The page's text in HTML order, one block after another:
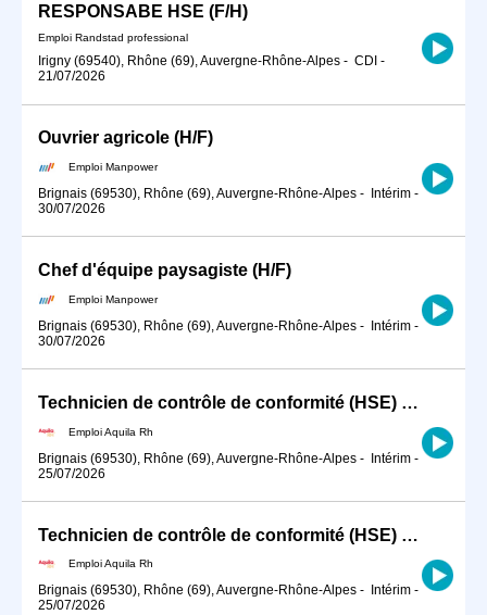
RESPONSABE HSE (F/H)
Emploi Randstad professional
Irigny (69540), Rhône (69), Auvergne-Rhône-Alpes - CDI -
21/07/2026
Ouvrier agricole (H/F)
Emploi Manpower
Brignais (69530), Rhône (69), Auvergne-Rhône-Alpes - Intérim -
30/07/2026
Chef d'équipe paysagiste (H/F)
Emploi Manpower
Brignais (69530), Rhône (69), Auvergne-Rhône-Alpes - Intérim -
30/07/2026
Technicien de contrôle de conformité (HSE) H/F
Emploi Aquila Rh
Brignais (69530), Rhône (69), Auvergne-Rhône-Alpes - Intérim -
25/07/2026
Technicien de contrôle de conformité (HSE) H/F
Emploi Aquila Rh
Brignais (69530), Rhône (69), Auvergne-Rhône-Alpes - Intérim -
25/07/2026